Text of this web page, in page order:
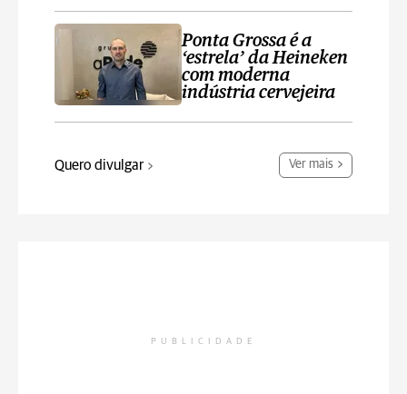
Ponta Grossa é a
‘estrela’ da Heineken
com moderna
indústria cervejeira
Quero divulgar Ver mais
PUBLICIDADE